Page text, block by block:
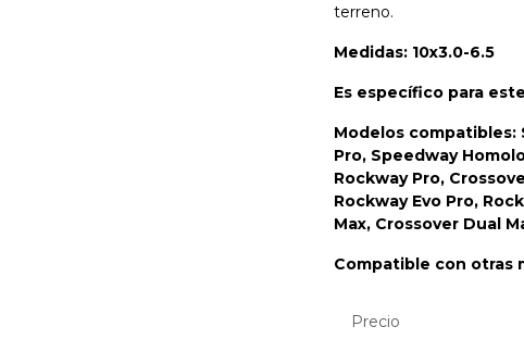
terreno.
Medidas: 10x3.0-6.5
Es específico para
Modelos compatibles:
Pro, Speedway
Rockway Pro,
Rockway Evo Pro,
Max, Crossover Dual
Compatible con otras
Precio